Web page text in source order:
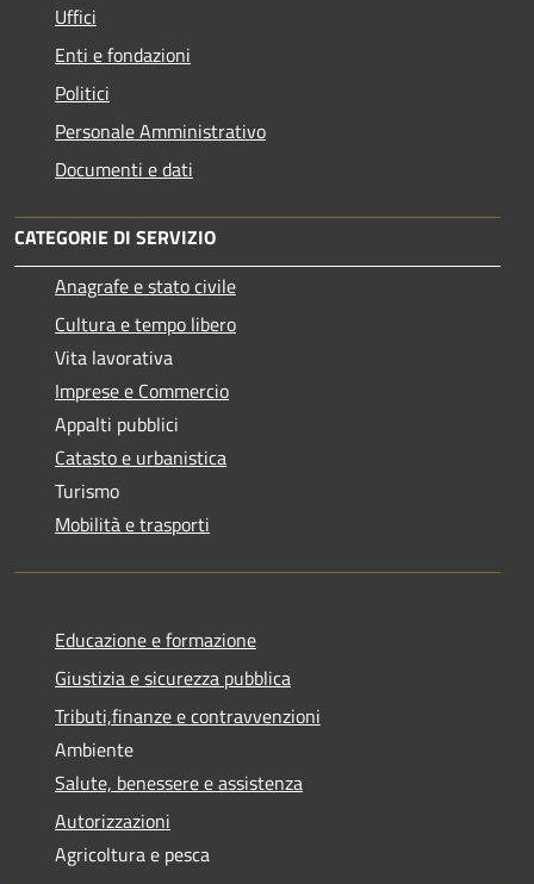
Uffici
Enti e fondazioni
Politici
Personale Amministrativo
Documenti e dati
CATEGORIE DI SERVIZIO
Anagrafe e stato civile
Cultura e tempo libero
Vita lavorativa
Imprese e Commercio
Appalti pubblici
Catasto e urbanistica
Turismo
Mobilità e trasporti
Educazione e formazione
Giustizia e sicurezza pubblica
Tributi,finanze e contravvenzioni
Ambiente
Salute, benessere e assistenza
Autorizzazioni
Agricoltura e pesca